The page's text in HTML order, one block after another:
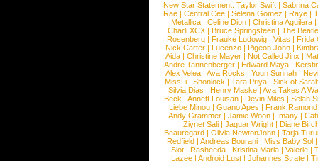
New Star Statement: Taylor Swift | Sabrina
Rae |Central Cee |Selena Gomez |Raye |
| Metallica | Celine Dion | Christina Aguilera |
Charli XCX |Bruce Springsteen |The
Rosenberg | Frauke Ludowig | Vitas | Frida
Nick Carter | Lucenzo | Pigeon John |
Aida |Christine Mayer |Not Called Jinx |
Andre Tannenberger | Edward Maya |
Alex Velea | Ava Rocks | Youn Sunnah |
MissLi | Shonlock | Tara Priya | Sick of
Silvia Dias |Henry Maske |Ava Takes A
Beck |Annett Louisan |Devin Miles |Selah
Liebe Minou |Guano Apes |Frank Ramond
Andy Grammer |Jamie Woon | Imany |
Ziynet Sali |Jaguar Wright |Diane
Beauregard |Olivia NewtonJohn |Tarja
Redfield | Andreas Bourani | Miss Baby Sol
Slot | Rasheeda | Kristina Maria | Valerie |
Lazee | Android Lust | Johannes Strate |